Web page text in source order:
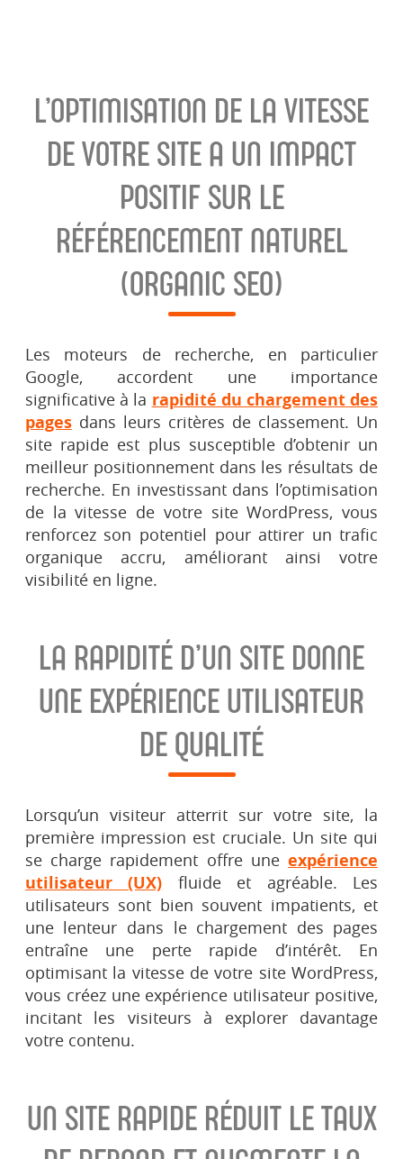
L’OPTIMISATION DE LA VITESSE
DE VOTRE SITE A UN IMPACT
POSITIF SUR LE
RÉFÉRENCEMENT NATUREL
(ORGANIC SEO)
Les moteurs de recherche, en particulier
Google, accordent une importance
significative à la rapidité du chargement des
pagesdans leurs critères de classement. Un
site rapide est plus susceptible d’obtenir un
meilleur positionnement dans les résultats de
recherche. En investissant dans l’optimisation
de la vitesse de votre site WordPress, vous
renforcez son potentiel pour attirer un trafic
organique accru, améliorant ainsi votre
visibilité en ligne.
LA RAPIDITÉ D’UN SITE DONNE
UNE EXPÉRIENCE UTILISATEUR
DE QUALITÉ
Lorsqu’un visiteur atterrit sur votre site, la
première impression est cruciale. Un site qui
se charge rapidement offre uneexpérience
utilisateur (UX) fluide et agréable. Les
utilisateurs sont bien souvent impatients, et
une lenteur dans le chargement des pages
entraîne une perte rapide d’intérêt. En
optimisant la vitesse de votre site WordPress,
vous créez une expérience utilisateur positive,
incitant les visiteurs à explorer davantage
votre contenu.
UN SITE RAPIDE RÉDUIT LE TAUX